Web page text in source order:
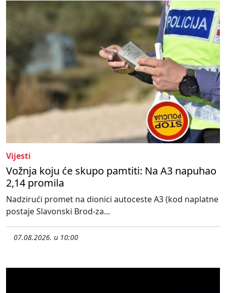
Vijesti
Vožnja koju će skupo pamtiti: Na A3 napuhao
2,14 promila
Nadzirući promet na dionici autoceste A3 (kod naplatne
postaje Slavonski Brod-za...
07.08.2026. u 10:00